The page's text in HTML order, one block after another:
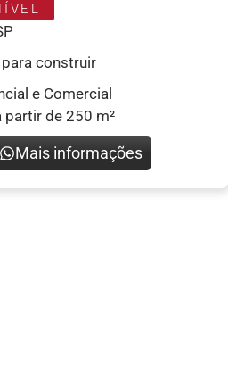
construir
e Comercial
partir de 250 m²
Mais informações